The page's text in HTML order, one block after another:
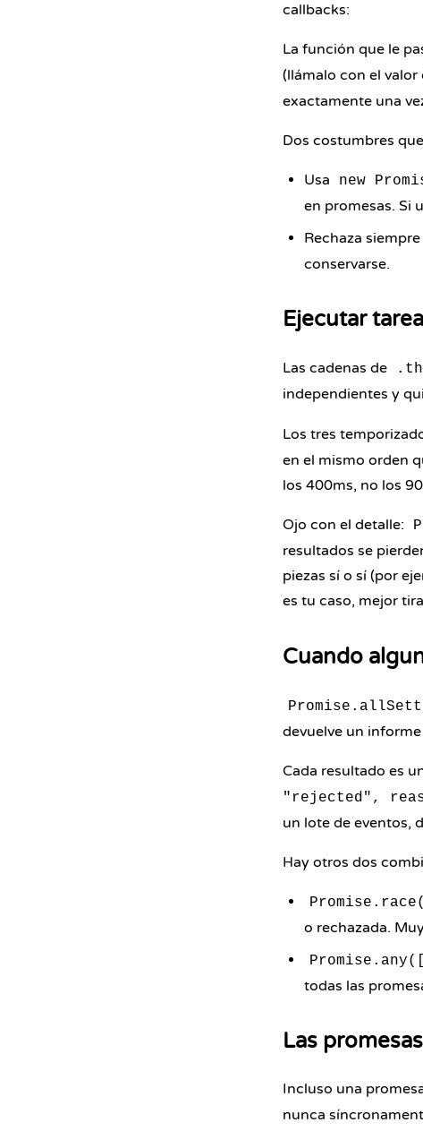
callbacks:
La función que le
(llámalo con el valor
exactamente una
Dos costumbres
Usa new
en promesas. Si
Rechaza
conservarse.
Ejecutar
Las cadenas de
independientes y
Los tres
en el mismo orden
los 400ms, no los
Ojo con el detalle:
resultados se
piezas sí o sí (por
es tu caso, mejor
Cuando
devuelve un
Cada resultado es
"rejected",
un lote de eventos,
Hay otros dos
o rechazada.
todas las
Las
Incluso una
nunca